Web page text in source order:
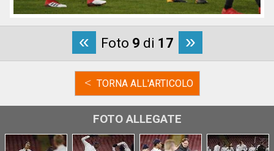
« Foto 9 di 17 »
< TORNA ALL'ARTICOLO
FOTO ALLEGATE